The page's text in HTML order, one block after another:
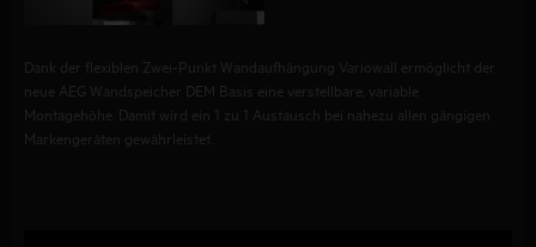
Dank der flexiblen Zwei-Punkt Wandaufhängung Variowall ermöglicht der
neue AEG Wandspeicher DEM Basis eine verstellbare, variable
Montagehöhe. Damit wird ein 1 zu 1 Austausch bei nahezu allen gängigen
Markengeräten gewährleistet.